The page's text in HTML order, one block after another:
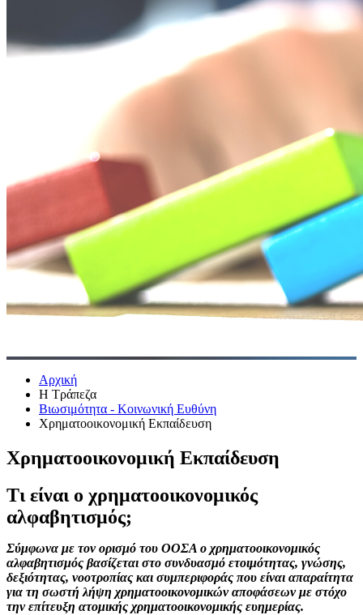
Αρχική
Η Τράπεζα
Βιωσιμότητα - Κοινωνική Ευθύνη
Χρηματοοικονομική Εκπαίδευση
Χρηματοοικονομική Εκπαίδευση
Τι είναι ο χρηματοοικονομικός
αλφαβητισμός;
Σύμφωνα με τον ορισμό του ΟΟΣΑ ο χρηματοοικονομικός
αλφαβητισμός βασίζεται στο συνδυασμό ετοιμότητας, γνώσης,
δεξιότητας, νοοτροπίας και συμπεριφοράς που είναι απαραίτητα
για τη σωστή λήψη χρηματοοικονομικών αποφάσεων με στόχο
την επίτευξη ατομικής χρηματοοικονομικής ευημερίας.